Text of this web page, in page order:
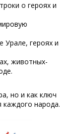
о героях и
Урале, героях и
животных-
но и как ключ
народа.